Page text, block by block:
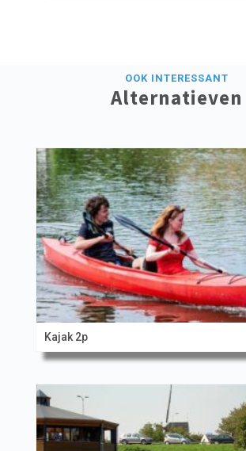
OOK INTERESSANT
Alternatieven
Kajak 2p